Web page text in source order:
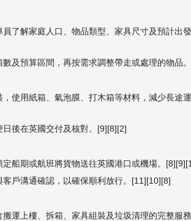
了解家庭人口、物品類型、家具尺寸及預計出
及預算區間，再按需求調整帶走或處理的物品
使用紙箱、氣泡膜、打木箱等材料，減少長途
後在英國交付及核對。[9][8][2]
船期或航班將貨物送往英國港口或機場。
戶溝通確認，以確保順利放行。[11][10][8]
運上樓、拆箱、家具組裝及垃圾清理的完整服